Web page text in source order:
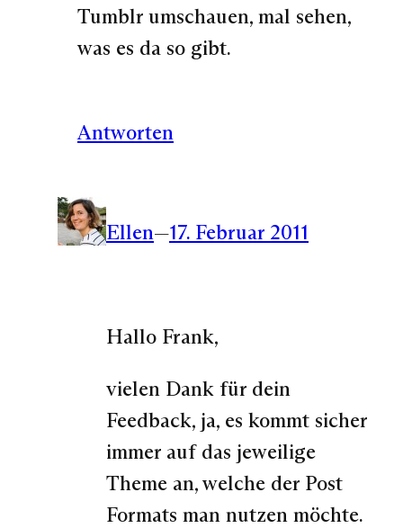
Tumblr umschauen, mal sehen,
was es da so gibt.
Antworten
Ellen—17. Februar 2011
Hallo Frank,
vielen Dank für dein
Feedback, ja, es kommt sicher
immer auf das jeweilige
Theme an, welche der Post
Formats man nutzen möchte.